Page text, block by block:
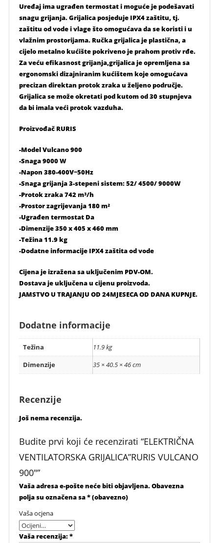
Uređaj ima ugrađen termostat i moguće je podešavati
snagu grijanja. Grijalica posjeduje IPX4 zaštitu, tj.
zaštitu od vode i vlage što omogućava da se koristi i u
vlažnim prostorijama. Ručka grijalica je plastična, a
cijelo metalno kućište pokriveno je prahom protiv rđe.
Za veću efikasnost grijanja,grijalica je opremljena sa
ergonomski dizajniranim kućištem koje omogućava
precizan direktan protok zraka u željeno područje.
Grijalica se može okretati pod kutom od 30 stupnjeva
da bi imala veći protok vazduha.
Proizvođač RURIS
-Model Vulcano 900
-Snaga 9000 W
-Napon 380-400V~50Hz
-Snaga grijanja 3-stepeni sistem: 52/ 4500/ 9000W
-Protok zraka 742 m³/h
-Prostor zagrijevanja 180 m²
-Ugrađen termostat Da
-Dimenzije 350 x 405 x 460 mm
-Težina 11.9 kg
-Dodatne informacije IPX4 zaštita od vode
Cijena je izražena sa uključenim PDV-OM.
Dostava je uključena u cijenu proizvoda.
JAMSTVO U TRAJANJU OD 24MJESECA OD DANA KUPNJE.
Dodatne informacije
Težina
11.9 kg
Dimenzije
35 × 40.5 × 46 cm
Recenzije
Još nema recenzija.
Budite prvi koji će recenzirati “ELEKTRIČNA
VENTILATORSKA GRIJALICA”RURIS VULCANO
900″”
Vaša adresa e-pošte neće biti objavljena.Obavezna
polja su označena sa* (obavezno)
Vaša ocjena
Vaša recenzija:*